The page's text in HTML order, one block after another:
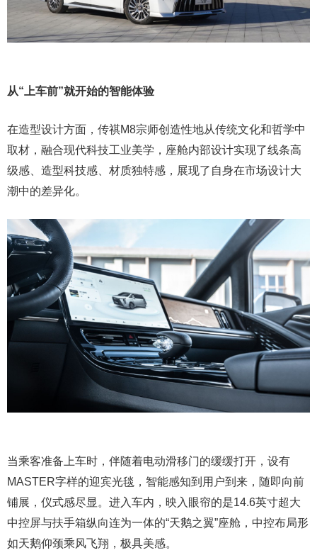
从“上车前”就开始的智能体验
在造型设计方面，传祺M8宗师创造性地从传统文化和哲学中
取材，融合现代科技工业美学，座舱内部设计实现了线条高
级感、造型科技感、材质独特感，展现了自身在市场设计大
潮中的差异化。
当乘客准备上车时，伴随着电动滑移门的缓缓打开，设有
MASTER字样的迎宾光毯，智能感知到用户到来，随即向前
铺展，仪式感尽显。进入车内，映入眼帘的是14.6英寸超大
中控屏与扶手箱纵向连为一体的“天鹅之翼”座舱，中控布局形
如天鹅仰颈乘风飞翔，极具美感。